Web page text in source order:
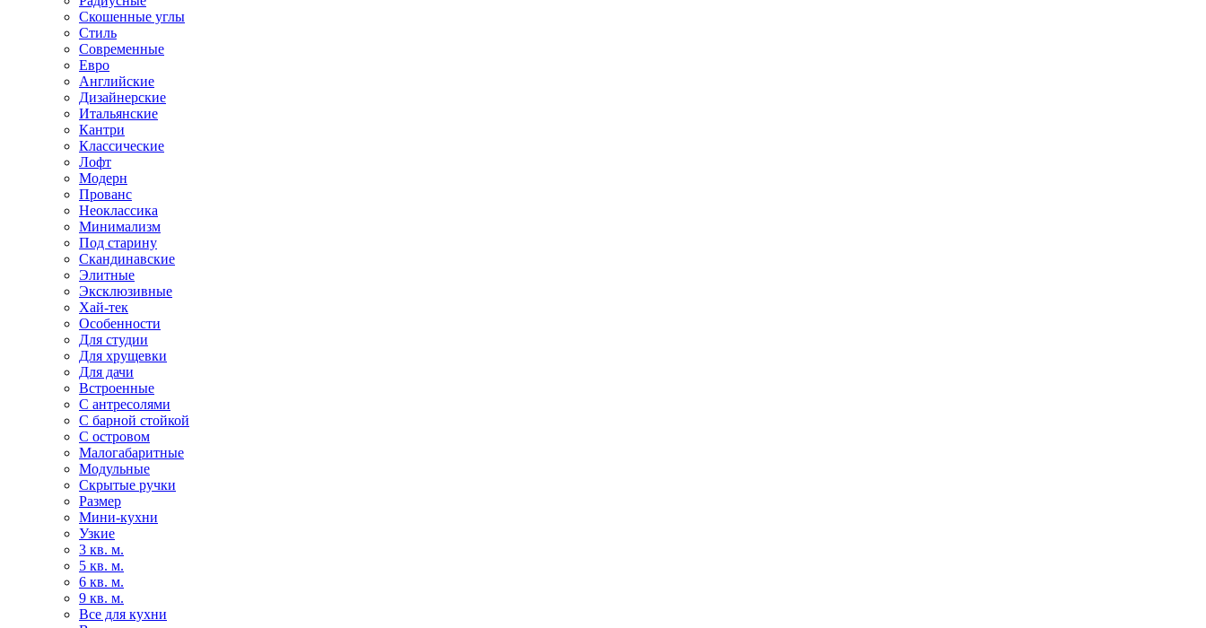
Скошенные углы
Стиль
Современные
Евро
Английские
Дизайнерские
Итальянские
Кантри
Классические
Лофт
Модерн
Прованс
Неоклассика
Минимализм
Под старину
Скандинавские
Элитные
Эксклюзивные
Хай-тек
Особенности
Для студии
Для хрущевки
Для дачи
Встроенные
С антресолями
С барной стойкой
С островом
Малогабаритные
Модульные
Скрытые ручки
Размер
Мини-кухни
Узкие
3 кв. м.
5 кв. м.
6 кв. м.
9 кв. м.
Все для кухни